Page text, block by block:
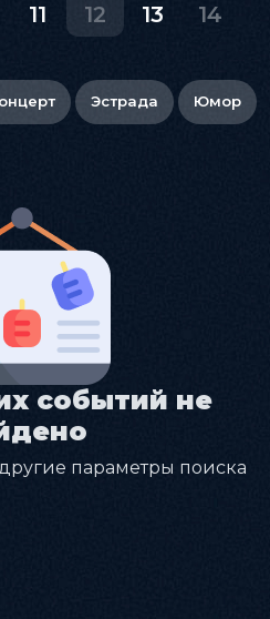
11 12 13 14
Эстрада Юмор
событий не
параметры поиска